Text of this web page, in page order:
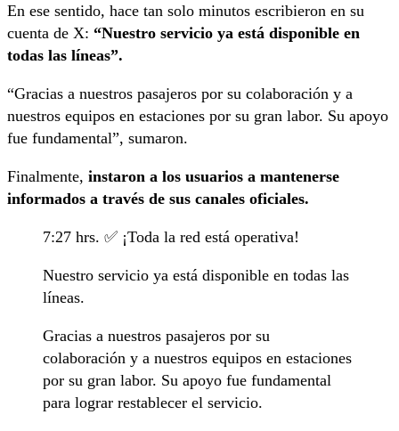
En ese sentido, hace tan solo minutos escribieron en su
cuenta de X: “Nuestro servicio ya está disponible en
todas las líneas”.
“Gracias a nuestros pasajeros por su colaboración y a
nuestros equipos en estaciones por su gran labor. Su apoyo
fue fundamental”, sumaron.
Finalmente, instaron a los usuarios a mantenerse
informados a través de sus canales oficiales.
7:27 hrs. ✅ ¡Toda la red está operativa!
Nuestro servicio ya está disponible en todas las
líneas.
Gracias a nuestros pasajeros por su
colaboración y a nuestros equipos en estaciones
por su gran labor. Su apoyo fue fundamental
para lograr restablecer el servicio.